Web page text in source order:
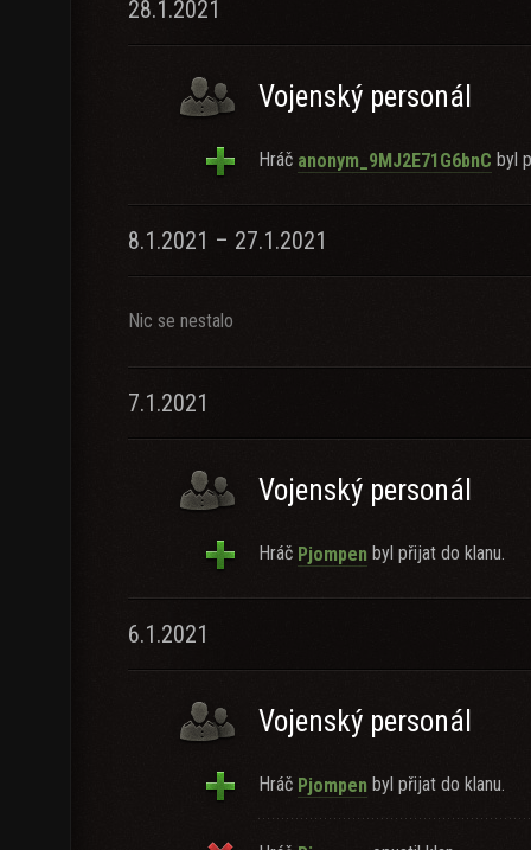
28.1.2021
Vojenský personál
Hráč anonym_9MJ2E71G6bnC byl
8.1.2021 – 27.1.2021
Nic se nestalo
7.1.2021
Vojenský personál
Hráč Pjompen byl přijat do klanu.
6.1.2021
Vojenský personál
Hráč Pjompen byl přijat do klanu.